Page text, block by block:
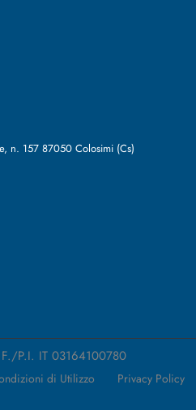
n. 157 87050 Colosimi (Cs)
P.I. IT 03164100780
di Utilizzo Privacy Policy